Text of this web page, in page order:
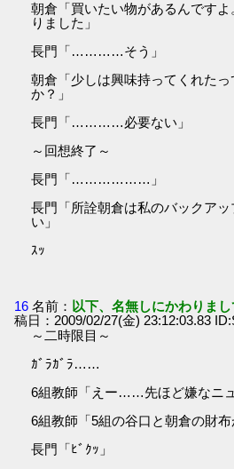
朝倉「買いたい物があるんです
りました」
長門「…………そう」
朝倉「少しは興味持ってくれた
か？」
長門「…………必要ない」
～回想終了～
長門「………………」
長門「所詮朝倉は私のバックア
い」
ｽｯ
16 名前： 以下、名無しにかわりま
稿日：2009/02/27(金) 23:12:03.83
～二時限目～
ｶﾞﾗｶﾞﾗ……
6組教師「えー……先ほど嫌なニュ
6組教師「5組の谷口と朝倉の財布
長門「ﾋﾞｸｯ」